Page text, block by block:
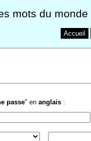
mots du monde
Accueil
passe" en anglais: